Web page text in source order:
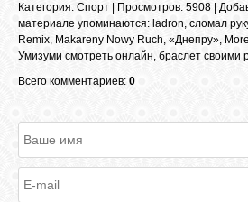
Категория: Спорт Просмотров: 5908 |
материале упоминаются: ladron, сломал
Remix, Makareny Nowy Ruch, «Днепру»,
Умизуми смотреть онлайн, браслет своими
Всего комментариев: 0